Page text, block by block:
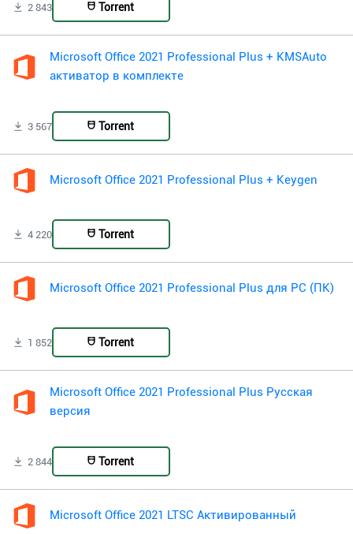
2 843 Torrent
Microsoft Office 2021 Professional Plus + KMSAuto
активатор в комплекте
3 567 Torrent
Microsoft Office 2021 Professional Plus + Keygen
4 220 Torrent
Microsoft Office 2021 Professional Plus для PC (ПК)
1 852 Torrent
Microsoft Office 2021 Professional Plus Русская
версия
2 844 Torrent
Microsoft Office 2021 LTSC Активированный